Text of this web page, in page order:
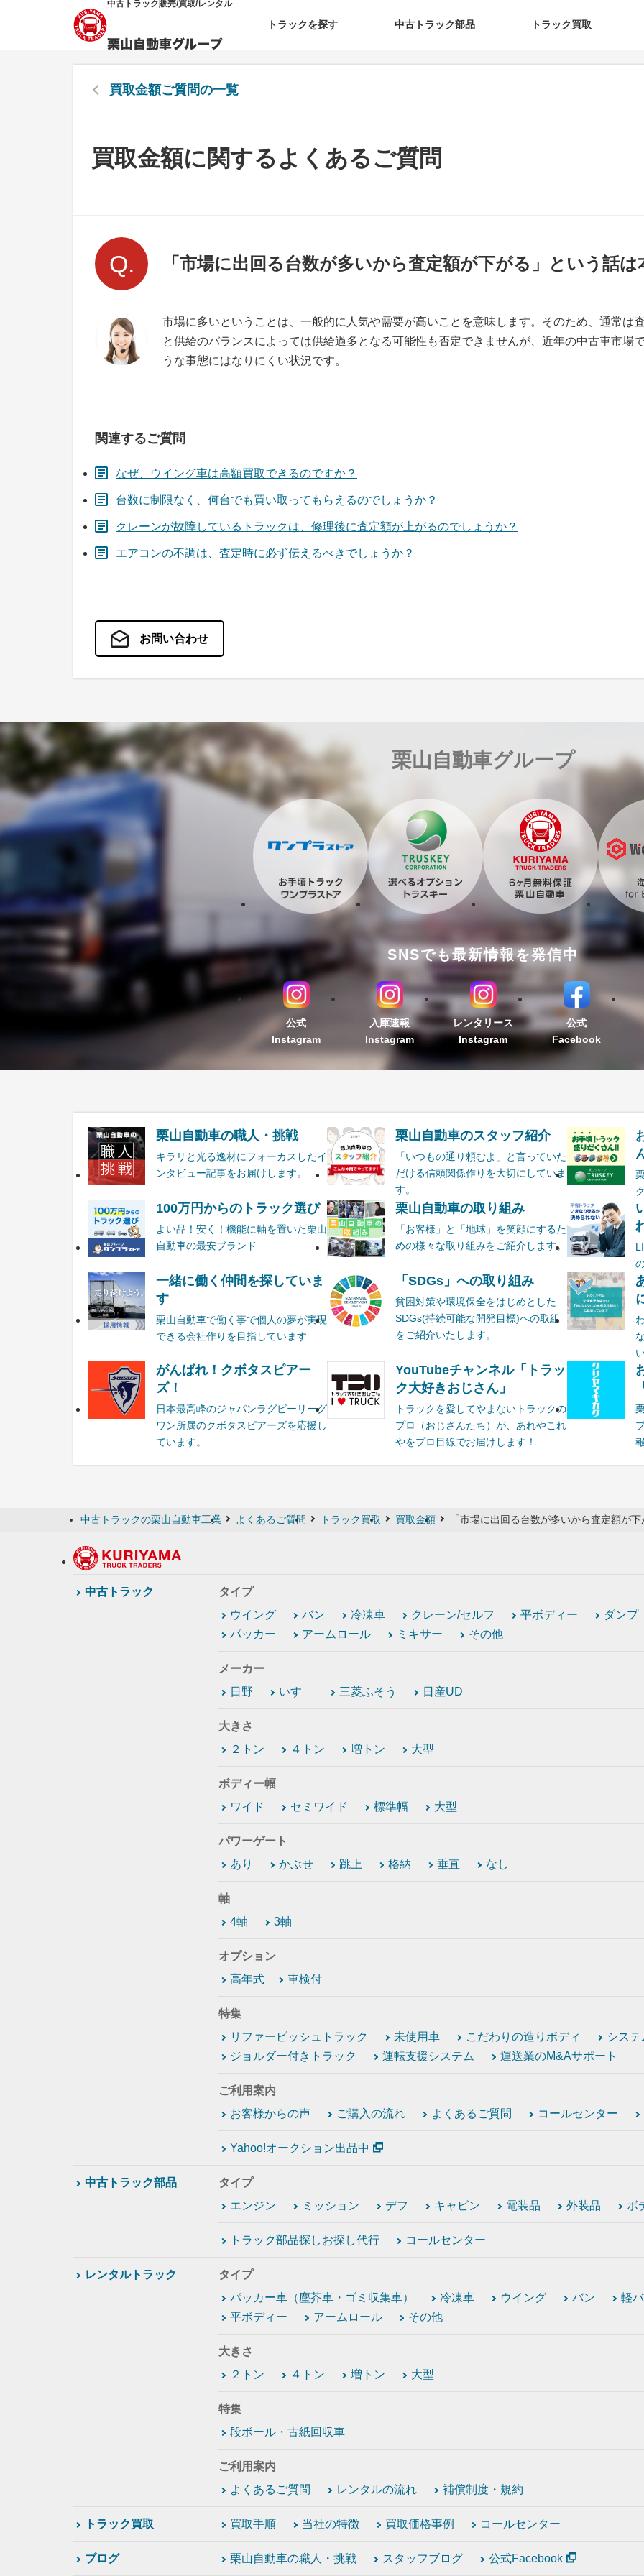
中古トラック販売/買取/レンタル
トラックを探す 中古トラック部品 トラック買取
買取金額ご質問の一覧
買取金額に関するよくあるご質問
「市場に出回る台数が多いから査定額が下がる」という話
市場に多いということは、一般的に人気や需要が高いことを意味します。そのため、通常は
と供給のバランスによっては供給過多となる可能性も否定できませんが、近年の中古車市場
うな事態にはなりにくい状況です。
関連するご質問
なぜ、ウイング車は高額買取できるのですか？
台数に制限なく、何台でも買い取ってもらえるのでしょうか？
クレーンが故障しているトラックは、修理後に査定額が上がるのでしょうか？
エアコンの不調は、査定時に必ず伝えるべきでしょうか？
お問い合わせ
栗山自動車グループ
SNSでも最新情報を発信中
公式
Instagram
入庫速報
Instagram
レンタリース
Instagram
公式
Facebook
栗山自動車の職人・挑戦
キラリと光る逸材にフォーカスしたイ
ンタビュー記事をお届けします。
栗山自動車のスタッフ紹介
「いつもの通り頼むよ」と言っていた
だける信頼関係作りを大切にしていま
す。
100万円からのトラック選び
よい品！安く！機能に軸を置いた栗山
自動車の最安ブランド
栗山自動車の取り組み
「お客様」と「地球」を笑顔にするた
めの様々な取り組みをご紹介します。
一緒に働く仲間を探していま
す
栗山自動車で働く事で個人の夢が実現
できる会社作りを目指しています
「SDGs」への取り組み
貧困対策や環境保全をはじめとした
SDGs(持続可能な開発目標)への取組
をご紹介いたします。
がんばれ！クボタスピアー
ズ！
日本最高峰のジャパンラグビーリーグ
ワン所属のクボタスピアーズを応援し
ています。
YouTubeチャンネル「トラッ
ク大好きおじさん」
トラックを愛してやまないトラックの
プロ（おじさんたち）が、あれやこれ
やをプロ目線でお届けします！
中古トラックの栗山自動車工業 よくあるご質問 トラック買取 買取金額 「市場に出回る台数が多いから査定額が
中古トラック
タイプ
ウイング
バン 冷凍車 クレーン/セルフ 平ボディー ダンプ
パッカー
アームロール ミキサー その他
メーカー
日野
いすゞ 三菱ふそう 日産UD
大きさ
２トン
４トン 増トン 大型
ボディー幅
ワイド
セミワイド 標準幅 大型
パワーゲート
あり
かぶせ 跳上 格納 垂直 なし
軸
4軸
3軸
オプション
高年式
車検付
特集
リファービッシュトラック
未使用車 こだわりの造りボディ
シス
ジョルダー付きトラック
運転支援システム 運送業のM&Aサポート
ご利用案内
お客様からの声
ご購入の流れ よくあるご質問 コールセンター
Yahoo!オークション出品中
中古トラック部品
タイプ
エンジン
ミッション デフ キャビン 電装品 外装品 ボ
トラック部品探しお探し代行 コールセンター
レンタルトラック
タイプ
パッカー車（塵芥車・ゴミ収集車）
冷凍車 ウイング バン 軽
平ボディー
アームロール その他
大きさ
２トン
４トン 増トン 大型
特集
段ボール・古紙回収車
ご利用案内
よくあるご質問
レンタルの流れ 補償制度・規約
トラック買取 買取手順 当社の特徴 買取価格事例 コールセンター
ブログ 栗山自動車の職人・挑戦 スタッフブログ 公式Facebook